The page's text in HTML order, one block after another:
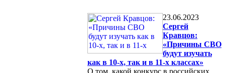
23.06.2023
Сергей
Кравцов:
«Причины СВО
будут изучать
как в 10-х, так и в 11-х классах»
О том, какой конкурс в российских